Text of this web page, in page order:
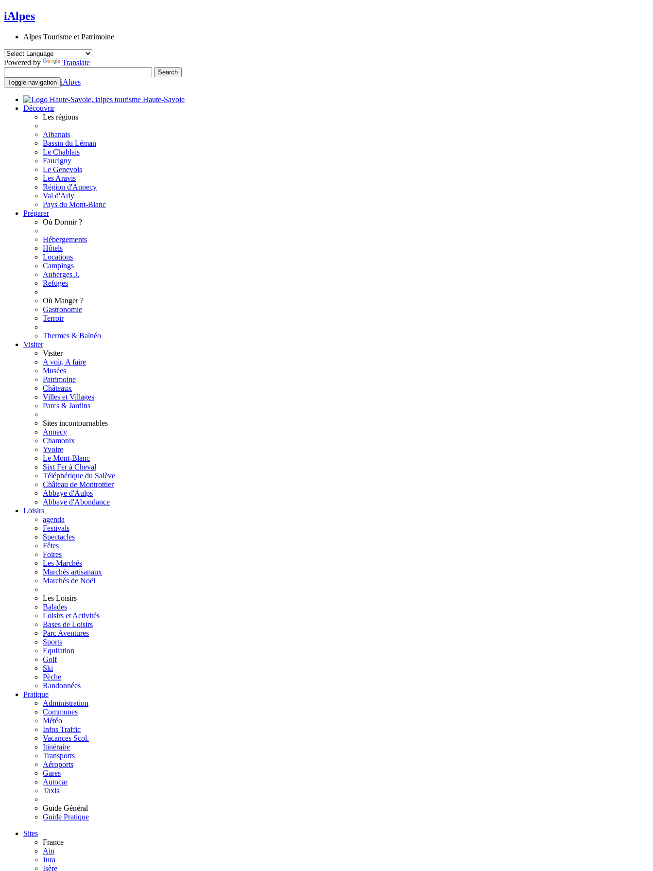
iAlpes
Alpes Tourisme et Patrimoine
Powered by Translate
Toggle navigation iAlpes
Haute-Savoie
Découvrir
Les régions
Albanais
Bassin du Léman
Le Chablais
Faucigny
Le Genevois
Les Aravis
Région d'Annecy
Val d'Arly
Pays du Mont-Blanc
Préparer
Où Dormir ?
Hébergements
Hôtels
Locations
Campings
Auberges J.
Refuges
Où Manger ?
Gastronomie
Terroir
Thermes & Balnéo
Visiter
Visiter
A voir, A faire
Musées
Patrimoine
Châteaux
Villes et Villages
Parcs & Jardins
Sites incontournables
Annecy
Chamonix
Yvoire
Le Mont-Blanc
Sixt Fer à Cheval
Téléphérique du Salève
Château de Montrottier
Abbaye d'Aulps
Abbaye d'Abondance
Loisirs
agenda
Festivals
Spectacles
Fêtes
Foires
Les Marchés
Marchés artisanaux
Marchés de Noël
Les Loisirs
Balades
Loisirs et Activités
Bases de Loisirs
Parc Aventures
Sports
Equitation
Golf
Ski
Pèche
Randonnées
Pratique
Administration
Communes
Météo
Infos Traffic
Vacances Scol.
Itinéraire
Transports
Aéroports
Gares
Autocar
Taxis
Guide Général
Guide Pratique
Sites
France
Ain
Jura
Isère